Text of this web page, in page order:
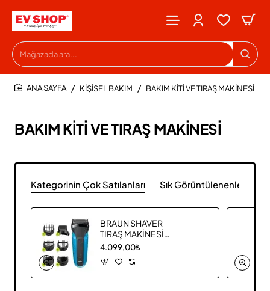
Mağazada
ara...
BAKIM KİTİ VE TIRAŞ MAKİNESİ
KİŞİSEL BAKIM BAKIM KİTİ VE TIRAŞ MAKİNESİ
Kategorinin Çok Satılanları Sık Görüntülenenler
BRAUN SHAVER
TIRAŞ MAKİNESİ
310BT
4.099,00₺